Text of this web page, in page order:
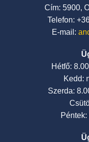
Cím: 5900,
Telefon:
E-mail:
Hétfő:
Kedd:
Szerda: